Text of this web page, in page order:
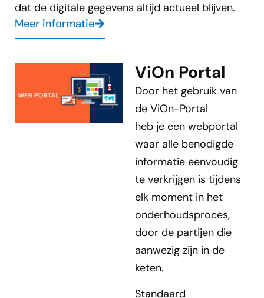
dat de digitale gegevens altijd actueel blijven.
Meer informatie
ViOn Portal
Door het gebruik van
de ViOn-Portal
heb je een webportal
waar alle benodigde
informatie eenvoudig
te verkrijgen is tijdens
elk moment in het
onderhoudsproces,
door de partijen die
aanwezig zijn in de
keten.
Standaard